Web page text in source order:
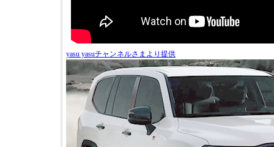
yasu yasuチャンネルさまより提供